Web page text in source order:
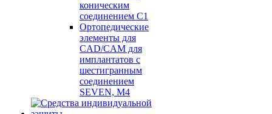
коническим
соединением С1
Ортопедические
элементы для
CAD/CAM для
имплантатов с
шестигранным
соединением
SEVEN, М4